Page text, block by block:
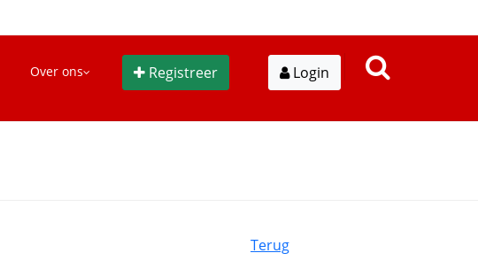
Over ons Registreer Login
Terug